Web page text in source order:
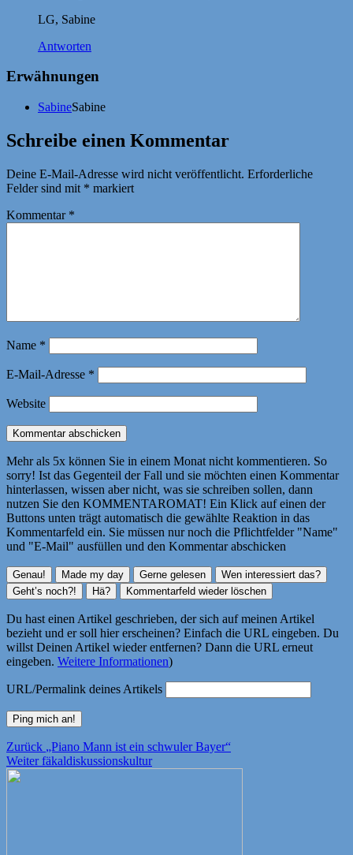
LG, Sabine
Antworten
Erwähnungen
SabineSabine
Schreibe einen Kommentar
Deine E-Mail-Adresse wird nicht veröffentlicht. Erforderliche
Felder sind mit * markiert
Kommentar *
Name *
E-Mail-Adresse *
Website
Mehr als 5x können Sie in einem Monat nicht kommentieren. So
sorry! Ist das Gegenteil der Fall und sie möchten einen Kommentar
hinterlassen, wissen aber nicht, was sie schreiben sollen, dann
nutzen Sie den KOMMENTAROMAT! Ein Klick auf einen der
Buttons unten trägt automatisch die gewählte Reaktion in das
Kommentarfeld ein. Sie müssen nur noch die Pflichtfelder "Name"
und "E-Mail" ausfüllen und den Kommentar abschicken
Du hast einen Artikel geschrieben, der sich auf meinen Artikel
bezieht und er soll hier erscheinen? Einfach die URL eingeben. Du
willst Deinen Artikel wieder entfernen? Dann die URL erneut
eingeben. Weitere Informationen)
URL/Permalink deines Artikels
Beitragsnavigation
Zurück
Vorheriger
Beitrag:
„Piano Mann ist ein schwuler Bayer“
Weiter Nächster
fäkaldiskussionskultur